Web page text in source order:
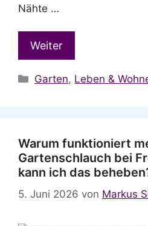
Nähte …
Weiter
Kategorien
Garten, Leben &
Warum funktioniert
Gartenschlauch bei
kann ich das
5. Juni 2026 von Markus